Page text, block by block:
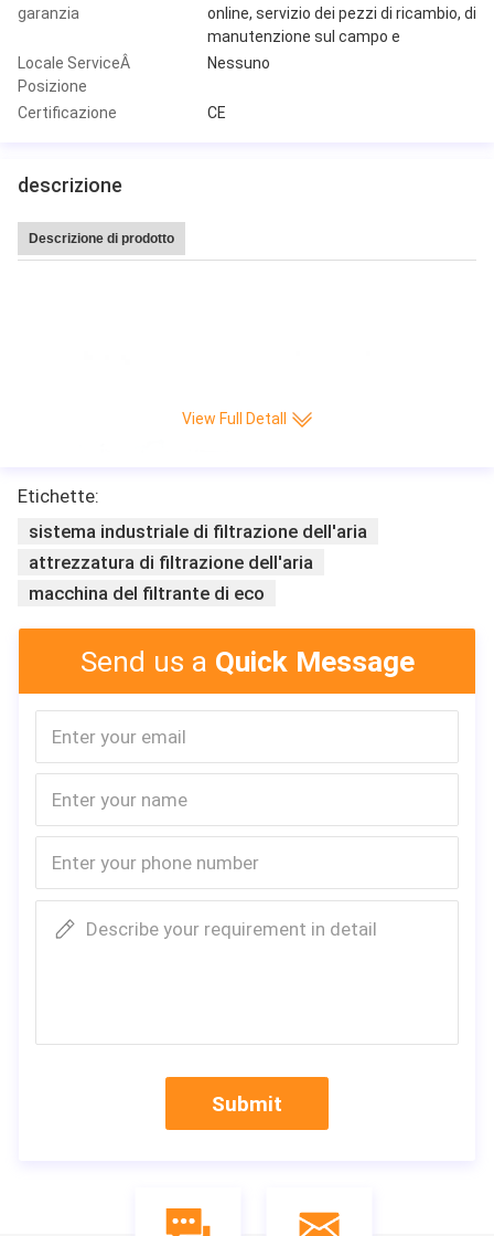
garanzia
online, servizio dei pezzi di ricambio, di
manutenzione sul campo e
Locale ServiceÂ
Posizione
Nessuno
Certificazione CE
descrizione
Descrizione di prodotto
Pieghettatura della profondità
Numero delle linee della fibra di vetro
View Full Detall
Etichette:
sistema industriale di filtrazione dell'aria
attrezzatura di filtrazione dell'aria
macchina del filtrante di eco
Send us a Quick Message
Describe your requirement in detail
Submit